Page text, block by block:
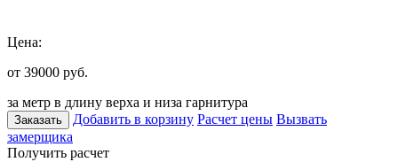
Цена:
от 39000 руб.
за метр в длину верха и низа гарнитура
Заказать Добавить в корзину Расчет цены Вызвать
замерщика
Получить расчет